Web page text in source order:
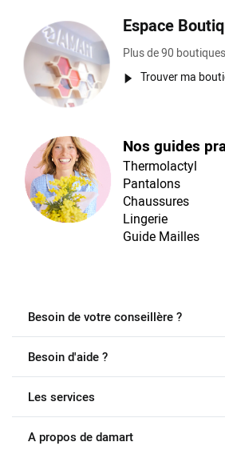
Espace
Plus de 90
Trouver ma
Nos guides
Thermolactyl
Pantalons
Chaussures
Lingerie
Guide Mailles
Besoin de votre conseillère ?
Besoin d'aide ?
Les services
A propos de damart